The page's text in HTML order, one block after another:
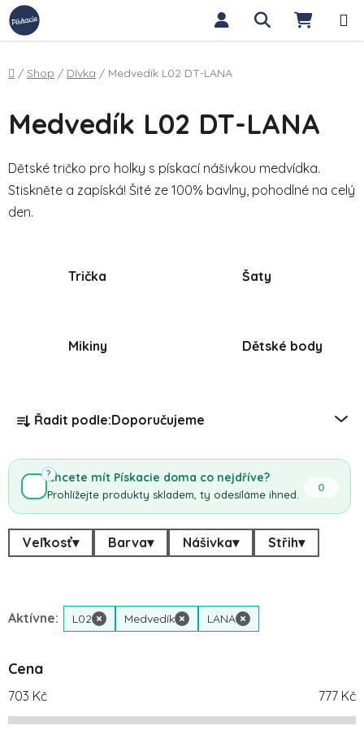
Přejít na obsah Hledat
Domů
/ Shop / Dívka / Medvedík L02 DT-LANA
Medvedík L02 DT-LANA
Dětské tričko pro holky s pískací nášivkou medvídka.
Stiskněte a zapíská! Šité ze 100% bavlny, pohodlné na celý
den.
Trička Šaty
Mikiny Dětské body
Řazení produktů
Řadit podle:Doporučujeme
Chcete mít Pískacie doma co nejdříve?
Prohlížejte produkty skladem, ty odesíláme ihned.
0
?
Veľkosť▾ Barva▾ Nášivka▾ Střih▾
Aktívne: L02 × Medvedík × LANA ×
Cena
703 Kč 777 Kč